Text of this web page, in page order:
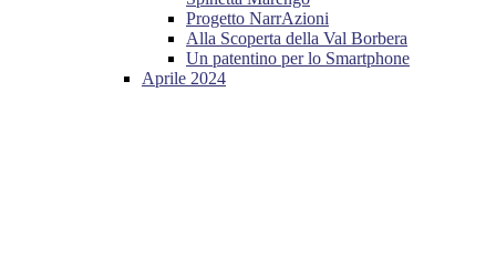
Progetto NarrAzioni
Alla Scoperta della Val Borbera
Un patentino per lo Smartphone
Aprile 2024